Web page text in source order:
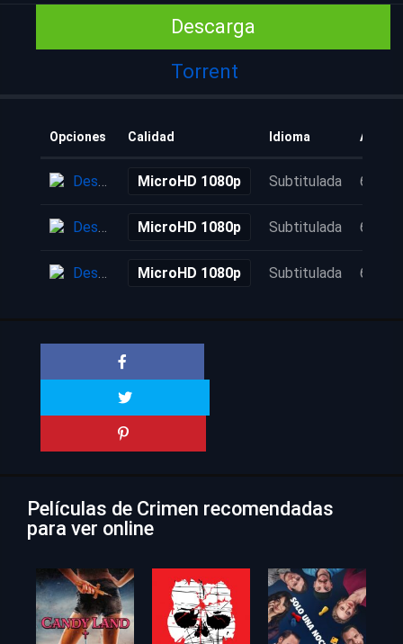
Descarga
Torrent
Opciones Calidad Idioma
Descarga MicroHD 1080p Subtitulada 6 años
Descarga MicroHD 1080p Subtitulada 6 años
Descarga MicroHD 1080p Subtitulada 6 años
Películas de Crimen recomendadas
para ver online